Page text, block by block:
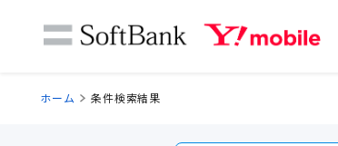
ホーム 条件検索結果